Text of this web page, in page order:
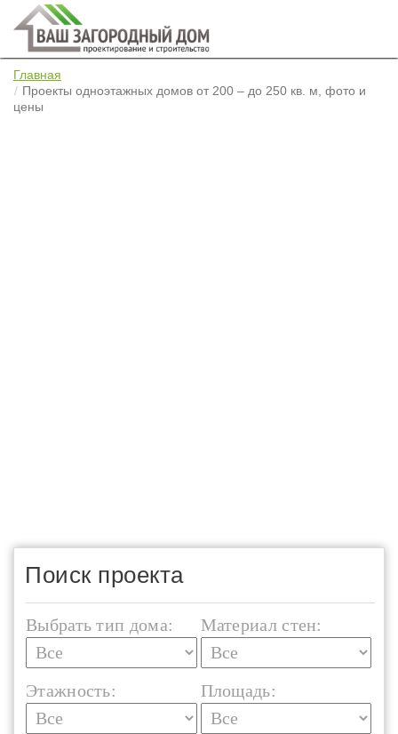
Главная
Проекты одноэтажных домов от 200 – до 250 кв. м, фото и
цены
Поиск проекта
Выбрать тип дома: Материал стен:
Этажность: Площадь: